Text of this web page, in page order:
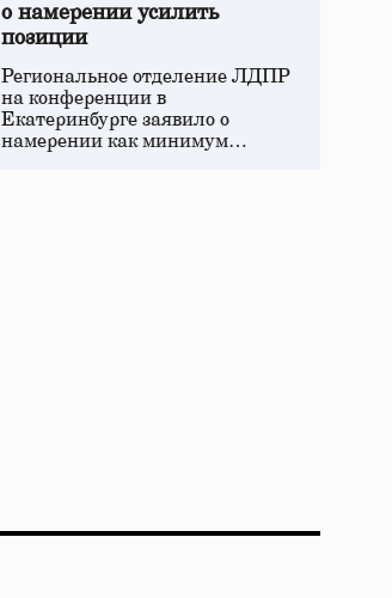
о намерении усилить
позиции
Региональное отделение ЛДПР
на конференции в
Екатеринбурге заявило о
намерении как минимум…